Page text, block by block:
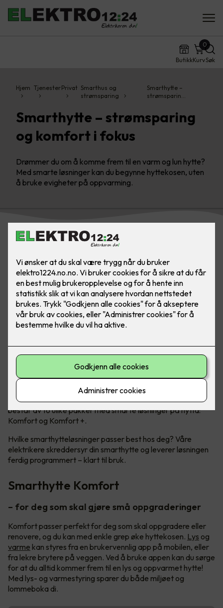
ButikkKurv
0
Søk
Hjem TjenesterPrivat Smarthus og
strømsparing
Smarthytte –
strømsparin…
Smarthytte – strømsparing
og komfort i fokus
Drømmer du om å komme frem til en varm og lun hytte?
Med smarte løsninger kan du begynne hyttekosen, uten
å bruke evigheter på oppvarming.
Moderne teknologi kan ta hytteopplevelsen til et nytt nivå!
Micro Matic har nå lansert Smarthytte – et konsept som
består av to ulike pakker med smarte løsninger på hytta:
Komfort og Komfort +.
Hvilke smarthytteløsninger passer best hos deg? Våre
elektrikere skreddersyr din smarthytte og leverer løsningen
ferdig programmert – klart til bruk.
Smarthytte Komfort
– for deg som skal gjøre små oppgraderinger
Komfort passer perfekt for deg som skal oppgradere eller
renovere, og du kan med enkle grep øke hyttekosen. Lys og
varme kan styres fra en brukervennlig app på mobilen, eller
fra lekre brytere på veggen. Ved å bruke appen kan du sørge
for at du alltid kommer frem til en lys og oppvarmet hytte!
Med lys- og varmestyring sparer du både miljøet og
lommeboka di.